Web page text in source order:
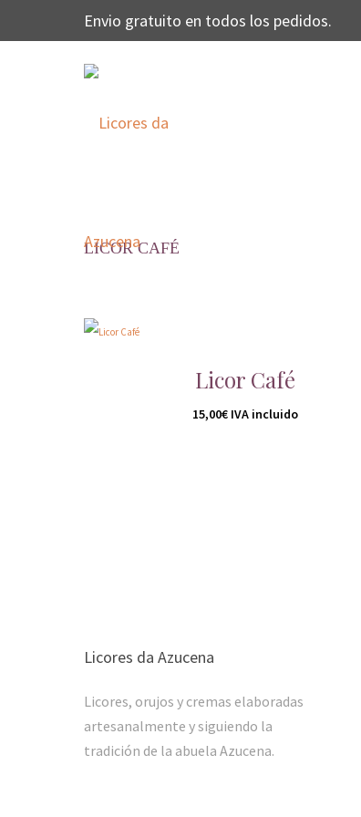
Envio gratuito en todos los pedidos.
LICOR CAFÉ
Licor Café
15,00€ IVA incluido
Licores da Azucena
Licores, orujos y cremas elaboradas
artesanalmente y siguiendo la
tradición de la abuela Azucena.